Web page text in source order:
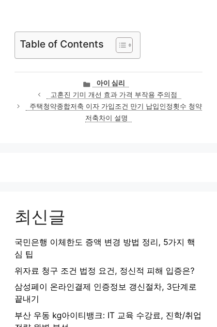
Table of Contents
카
테
고
리
아이 심리
고혼진 기미 개선 효과 가격 부작용 주의점
주택청약종합저축 이자 가입조건 만기 납입인정횟수 청약
저축차이 설명
최신글
국민은행 이체한도 증액 변경 방법 정리, 5가지 핵
심 팁
위자료 청구 조건 법정 요건, 정신적 피해 입증은?
삼성페이 온라인결제 인증정보 갱신절차, 3단계로
끝내기
부산 우동 kg아이티뱅크: IT 교육 수강료, 진학/취업